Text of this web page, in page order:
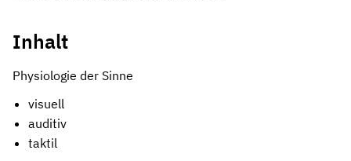
Inhalt
Physiologie der Sinne
visuell
auditiv
taktil